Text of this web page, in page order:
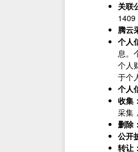
关联
1409
腾云
个人
息。
个人
于个
个人
收集：
采集
删除：
公开
转让：